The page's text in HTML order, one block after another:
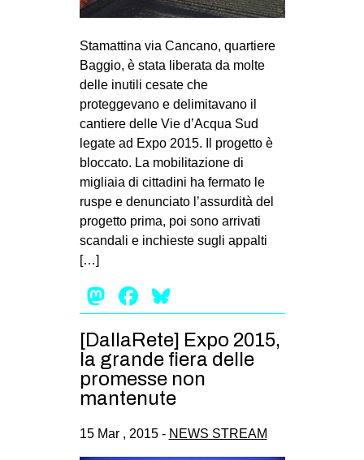
MILANO
MOBILITAZIONI
SPAZI
SPORT POPOLARE
MOVIMENTI
AMBIENTE
ANTIFASCISMO
DIRITTO ALL’ABITARE
GENERI
PRECARIATO
STUDENTI
CULTURE
CINEMA
Stamattina via Cancano, quartiere
Baggio, è stata liberata da molte
delle inutili cesate che
proteggevano e delimitavano il
cantiere delle Vie d’Acqua Sud
legate ad Expo 2015. Il progetto è
bloccato. La mobilitazione di
migliaia di cittadini ha fermato le
ruspe e denunciato l’assurdità del
progetto prima, poi sono arrivati
scandali e inchieste sugli appalti
[…]
Mastodon
Facebook
[DallaRete] Expo 2015,
la grande fiera delle
promesse non
mantenute
15 Mar , 2015 - NEWS STREAM